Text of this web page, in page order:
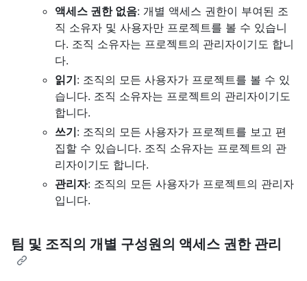
액세스 권한 없음: 개별 액세스 권한이 부여된 조
직 소유자 및 사용자만 프로젝트를 볼 수 있습니
다. 조직 소유자는 프로젝트의 관리자이기도 합니
다.
읽기: 조직의 모든 사용자가 프로젝트를 볼 수 있
습니다. 조직 소유자는 프로젝트의 관리자이기도
합니다.
쓰기: 조직의 모든 사용자가 프로젝트를 보고 편
집할 수 있습니다. 조직 소유자는 프로젝트의 관
리자이기도 합니다.
관리자: 조직의 모든 사용자가 프로젝트의 관리자
입니다.
팀 및 조직의 개별 구성원의 액세스 권한 관리